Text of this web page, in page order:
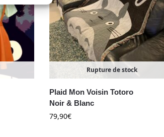
Rupture de stock
Plaid Mon Voisin Totoro
Noir & Blanc
79,90€